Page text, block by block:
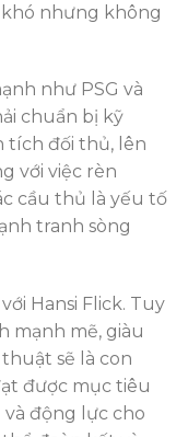
nhưng không
như PSG và
chuẩn bị kỹ
tích đối thủ, lên
với việc rèn
cầu thủ là yếu tố
tranh sòng
Hansi Flick. Tuy
mạnh mẽ, giàu
sẽ là con
được mục tiêu
động lực cho